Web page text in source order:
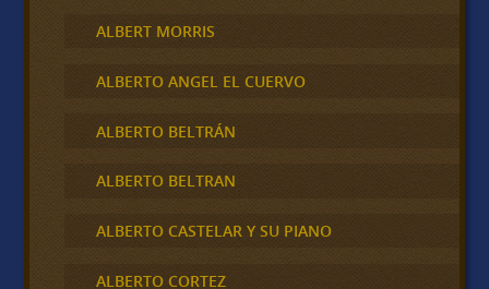
ALBERT MORRIS
ALBERTO ANGEL EL CUERVO
ALBERTO BELTRÁN
ALBERTO BELTRAN
ALBERTO CASTELAR Y SU PIANO
ALBERTO CORTEZ